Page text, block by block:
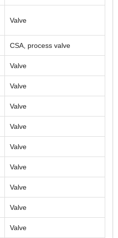
Valve
CSA, process valve
Valve
Valve
Valve
Valve
Valve
Valve
Valve
Valve
Valve